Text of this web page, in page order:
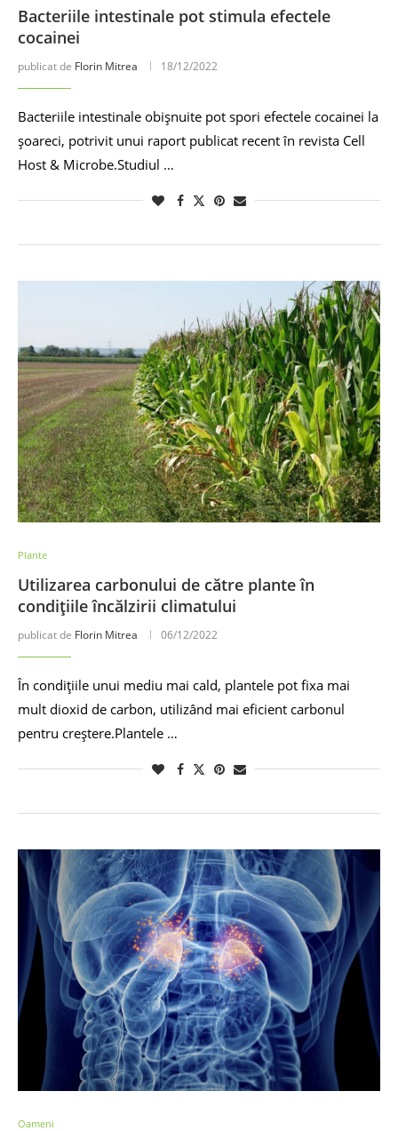
Bacteriile intestinale pot stimula efectele
cocainei
publicat de Florin Mitrea 18/12/2022
Bacteriile intestinale obișnuite pot spori efectele cocainei la
șoareci, potrivit unui raport publicat recent în revista Cell
Host & Microbe.Studiul …
Plante
Utilizarea carbonului de către plante în
condițiile încălzirii climatului
publicat de Florin Mitrea 06/12/2022
În condițiile unui mediu mai cald, plantele pot fixa mai
mult dioxid de carbon, utilizând mai eficient carbonul
pentru creștere.Plantele …
Oameni